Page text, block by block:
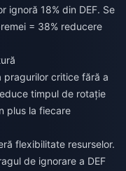
ignoră 18% din DEF. Se
= 38% reducere
pragurilor critice fără a
timpul de rotație
plus la fiecare
flexibilitate resurselor.
de ignorare a DEF